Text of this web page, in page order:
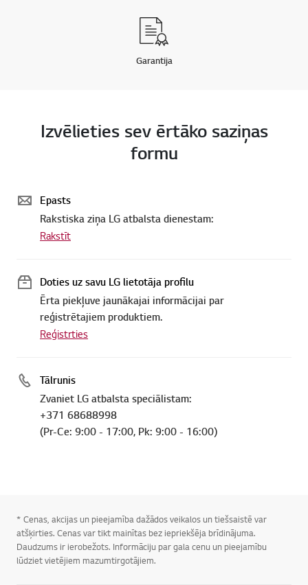
Garantija
Izvēlieties sev ērtāko saziņas
formu
Epasts
Rakstiska ziņa LG atbalsta dienestam:
Rakstīt
Doties uz savu LG lietotāja profilu
Ērta piekļuve jaunākajai informācijai par
reģistrētajiem produktiem.
Reģistrties
Tālrunis
Zvaniet LG atbalsta speciālistam:
+371 68688998
(Pr-Ce: 9:00 - 17:00, Pk: 9:00 - 16:00)
* Cenas, akcijas un pieejamība dažādos veikalos un tiešsaistē var
atšķirties. Cenas var tikt mainītas bez iepriekšēja brīdinājuma.
Daudzums ir ierobežots. Informāciju par gala cenu un pieejamību
lūdziet vietējiem mazumtirgotājiem.